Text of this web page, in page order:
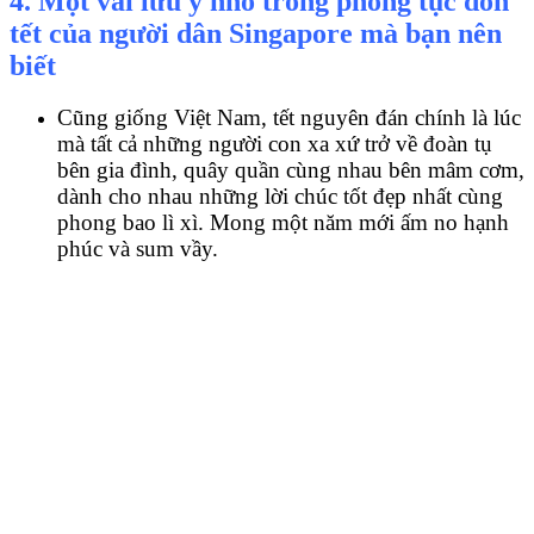
tết của người dân Singapore mà bạn nên
biết
Cũng giống Việt Nam, tết nguyên đán chính là lúc
mà tất cả những người con xa xứ trở về đoàn tụ
bên gia đình, quây quần cùng nhau bên mâm cơm,
dành cho nhau những lời chúc tốt đẹp nhất cùng
phong bao lì xì. Mong một năm mới ấm no hạnh
phúc và sum vầy.